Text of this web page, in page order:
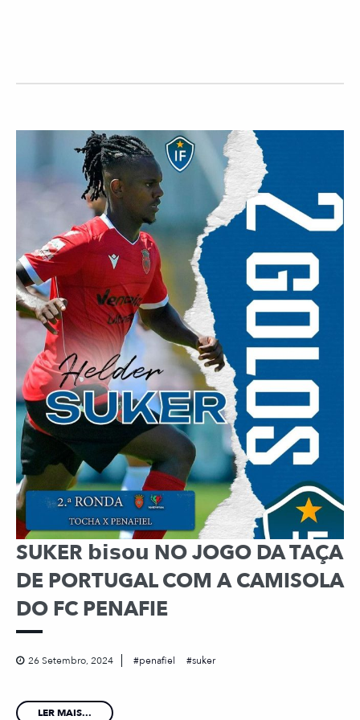
SUKER 𝗯𝗶𝘀𝗼𝘂 NO JOGO DA TAÇA
DE PORTUGAL COM A CAMISOLA
DO FC PENAFIE
26 Setembro, 2024 penafiel suker
LER MAIS...